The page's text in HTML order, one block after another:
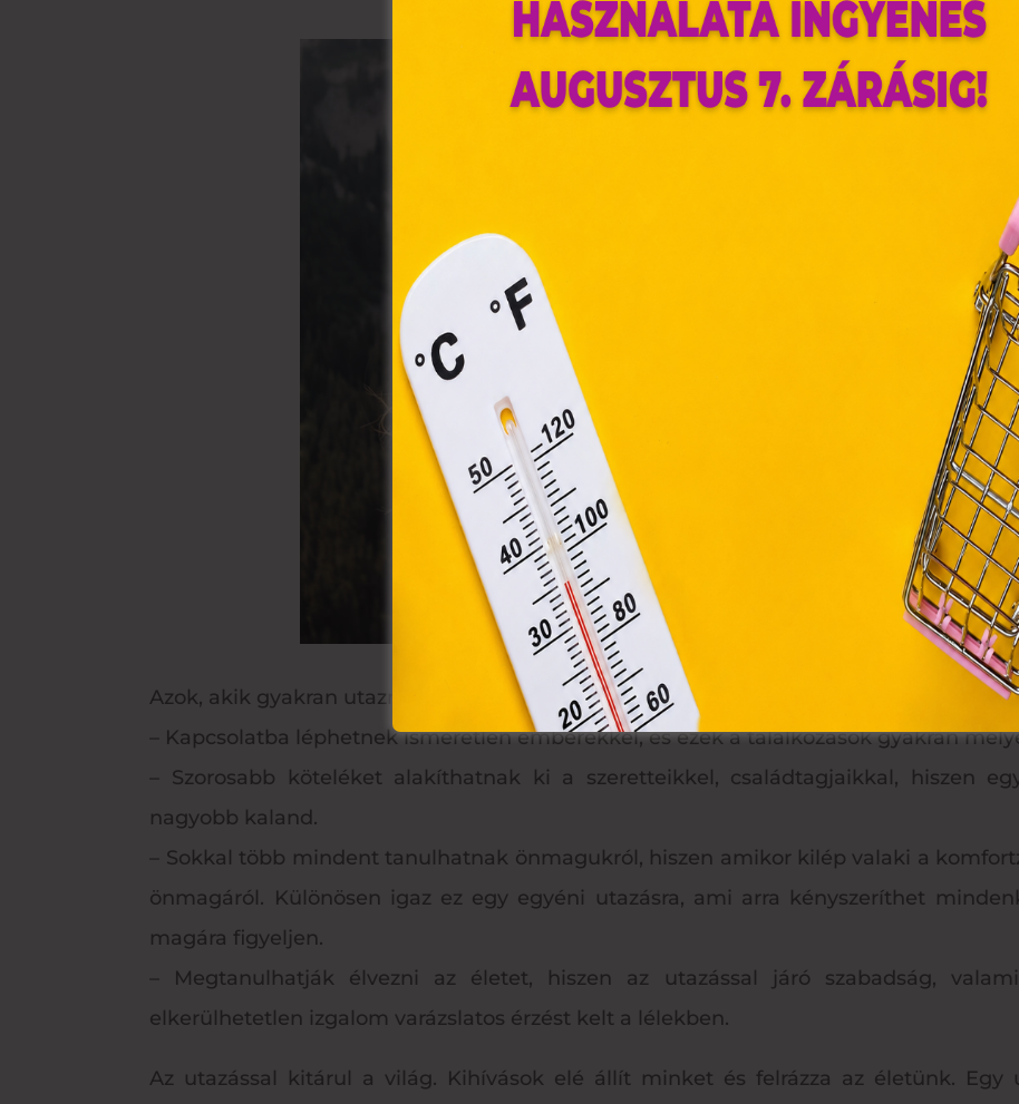
Azok, akik gyakran utaznak, sokkal több lehetőség előtt állnak, mint azok, akik nem.
– Kapcsolatba léphetnek ismeretlen emberekkel, és ezek a találkozások gyakran
– Szorosabb köteléket alakíthatnak ki a szeretteikkel, családtagjaikkal, hiszen
nagyobb kaland.
– Sokkal több mindent tanulhatnak önmagukról, hiszen amikor kilép valaki a
önmagáról. Különösen igaz ez egy egyéni utazásra, ami arra kényszeríthet
magára figyeljen.
– Megtanulhatják élvezni az életet, hiszen az utazással járó szabadság,
elkerülhetetlen izgalom varázslatos érzést kelt a lélekben.
Az utazással kitárul a világ. Kihívások elé állít minket és felrázza az életünk. Egy
Ez az oldal sütiket használ
Weboldalunkon „cookie"-kat (továbbiakban „süti") alkalmazunk. Ezek
fájlok, melyek információt tárolnak webes böngészőjében. Ehhez az
elektronikus kereskedelmi szolgáltatások, az információs
összefüggő szolgáltatások egyes kérdéseiről szóló 2001. évi
törvény, valamint az Európai Unió előírásainak megfelelően használjuk.
weblapoknak, melyek az Európai Unió országain belül működnek, a
használatához, és ezeknek a felhasználó számítógépén vagy
eszközén történő tárolásához a felhasználók hozzájárulását kell kérniük.
Módosítom a beállításokat